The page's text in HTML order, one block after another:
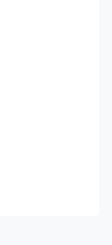
cao
Với một
phép người
lý Chiến lược có